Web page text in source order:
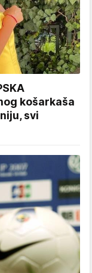
košarkaša
svi